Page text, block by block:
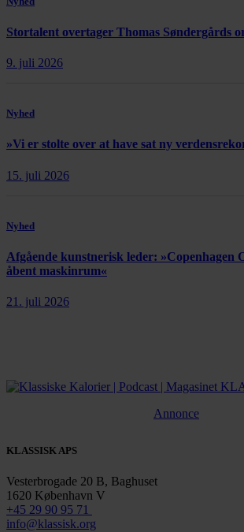
Stortalent overtager Thomas Søndergårds
9. juli 2026
Nyhed
»Vi er stolte over at have sat ny
15. juli 2026
Nyhed
Afgående kunstnerisk leder: »Copenhagen
åbent maskinrum«
21. juli 2026
Annonce
KLASSISK APS
Vesterbrogade 20 B, Baghuset
1620 København V
+45 29 90 95 71
info@klassisk.org